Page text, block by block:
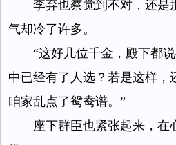
李弃也察觉到不对，还是
气却冷了许多。
“这好几位千金，殿下都
中已经有了人选？若是这样，
咱家乱点了鸳鸯谱。”
座下群臣也紧张起来，在